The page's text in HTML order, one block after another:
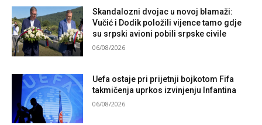
Skandalozni dvojac u novoj blamaži:
Vučić i Dodik položili vijence tamo gdje
su srpski avioni pobili srpske civile
06/08/2026
Uefa ostaje pri prijetnji bojkotom Fifa
takmičenja uprkos izvinjenju Infantina
06/08/2026